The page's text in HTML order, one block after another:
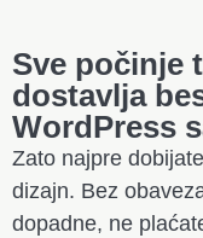
Sve počinje
dostavlja
WordPress
Zato najpre
dizajn. Bez
dopadne, ne